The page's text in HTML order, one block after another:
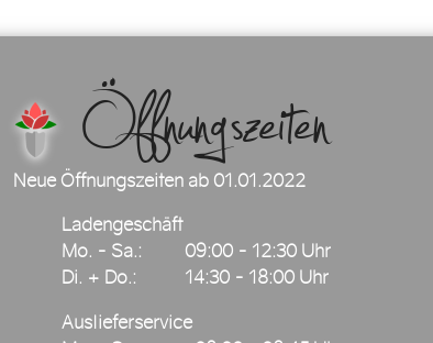
Öffnungszeiten
Neue Öffnungszeiten ab 01.01.2022
Ladengeschäft
Mo. - Sa.:
09:00 - 12:30 Uhr
Di. + Do.:
14:30 - 18:00 Uhr
Auslieferservice